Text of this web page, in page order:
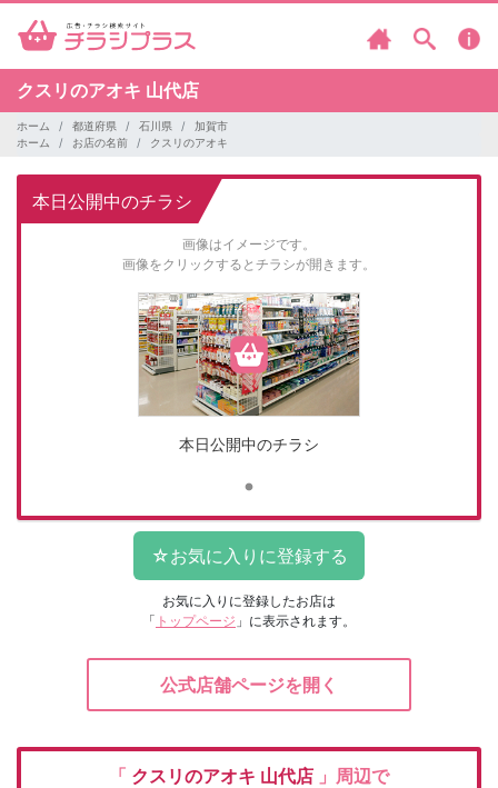
クスリのアオキ 山代店
ホーム 都道府県 石川県
加賀市
ホーム
お店の名前 クスリのアオキ
本日公開中のチラシ
画像はイメージです。
画像をクリックするとチラシが開きます。
本日公開中のチラシ
お気に入りに登録したお店は
「 トップページ 」に表示されます。
公式店舗ページを開く
「 クスリのアオキ 山代店 」周辺で